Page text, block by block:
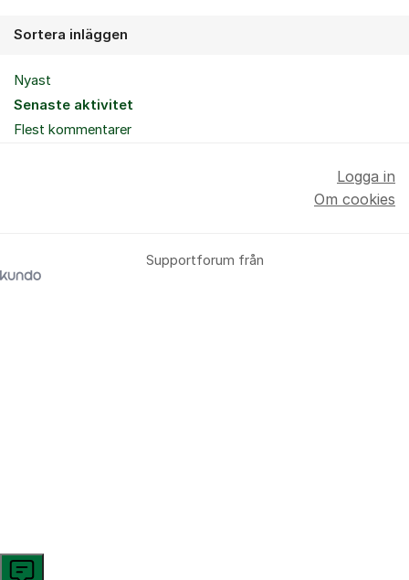
Sortera inläggen
Nyast
Senaste aktivitet
Flest kommentarer
Supportforum från
Logga in
Om cookies